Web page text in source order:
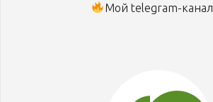
Мой telegram-канал